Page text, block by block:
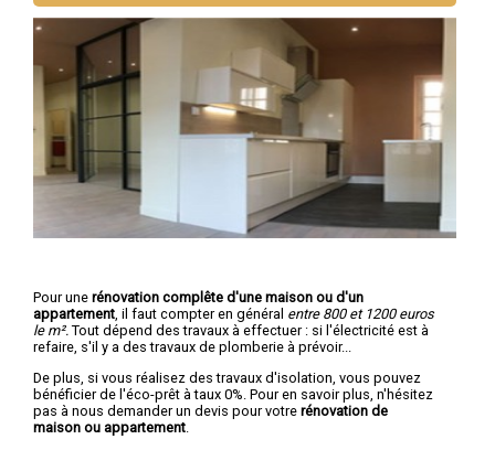
Pour une rénovation complête d'une maison ou d'un
appartement , il faut compter en général entre 800 et 1200 euros
le m². Tout dépend des travaux à effectuer : si l'électricité est à
refaire, s'il y a des travaux de plomberie à prévoir...
De plus, si vous réalisez des travaux d'isolation, vous pouvez
bénéficier de l'éco-prêt à taux 0%. Pour en savoir plus, n'hésitez
pas à nous demander un devis pour votre rénovation de
maison ou appartement